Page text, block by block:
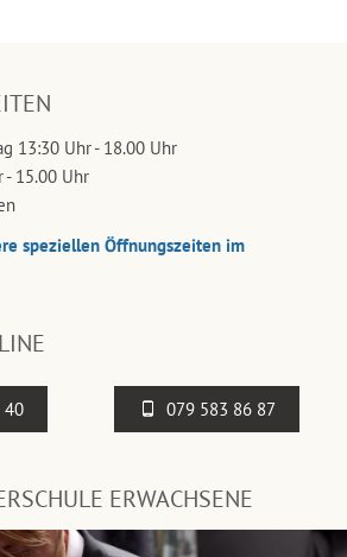
13:30 Uhr - 18.00 Uhr
- 15.00 Uhr
speziellen Öffnungszeiten im
40 079 583 86 87
ERWACHSENE